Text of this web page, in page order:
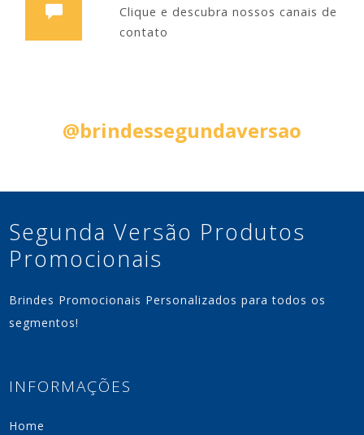
Clique e descubra nossos canais de
contato
@brindessegundaversao
Segunda Versão Produtos
Promocionais
Brindes Promocionais Personalizados para todos os
segmentos!
INFORMAÇÕES
Home